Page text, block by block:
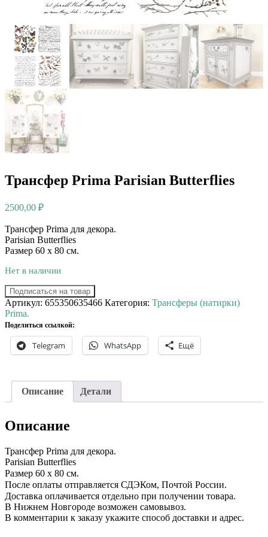
Трансфер Prima Parisian Butterflies
2500,00 ₽
Трансфер Prima для декора.⠀
Parisian Butterflies
Размер 60 x 80 см.
Нет в наличии
Подписаться на товар
Артикул: 655350635466 Категория: Трансферы (натирки)
Prima.
Поделиться ссылкой:
Telegram WhatsApp Ещё
Описание Детали
Описание
Трансфер Prima для декора.⠀
Parisian Butterflies
Размер 60 x 80 см.⠀
После оплаты отправляется СДЭКом, Почтой России. ⠀
Доставка оплачивается отдельно при получении товара. ⠀
В Нижнем Новгороде возможен самовывоз.
В комментарии к заказу укажите способ доставки и адрес.